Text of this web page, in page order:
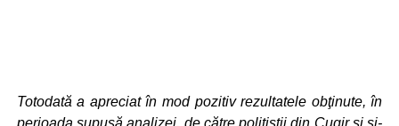
Totodată a apreciat în mod pozitiv rezultatele obţinute, în
perioada supusă analizei, de către poliţiştii din Cugir şi şi-